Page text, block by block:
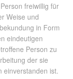
freiwillig für
Weise und
in Form
eindeutigen
Person zu
der sie
einverstanden ist.